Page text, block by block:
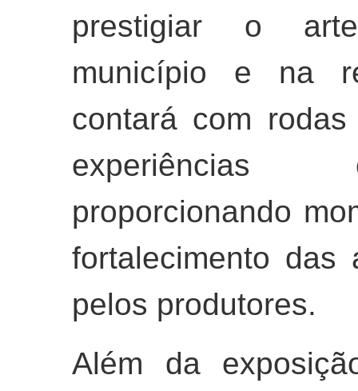
prestigiar o
município e na
contará com
experiências
proporcionando
fortalecimento das
pelos produtores.
Além da